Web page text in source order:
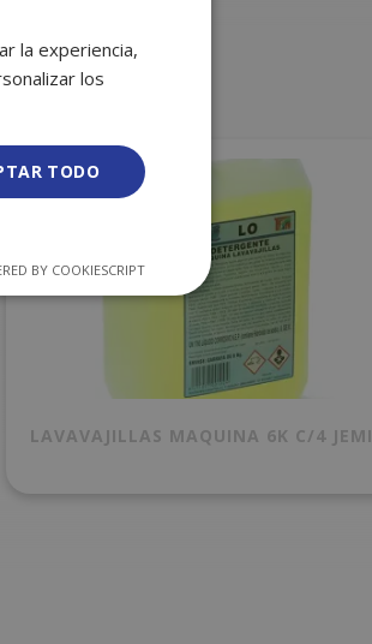
LAVAVAJILLAS MAQUINA 6K C/4 JEMI
la experiencia,
los
TODO
BY COOKIESCRIPT